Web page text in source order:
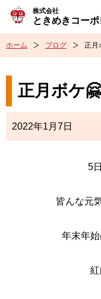
株式会社
ときめきコー
ホーム ブログ 正月
正月ボケ
2022年1月7日
5
皆んな元
年末年